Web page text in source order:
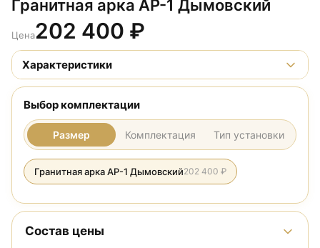
Гранитная арка АР-1 Дымовский
Цена202 400 ₽
Характеристики
Выбор комплектации
Размер Комплектация Тип установки
Гранитная арка АР-1 Дымовский202 400 ₽
Состав цены